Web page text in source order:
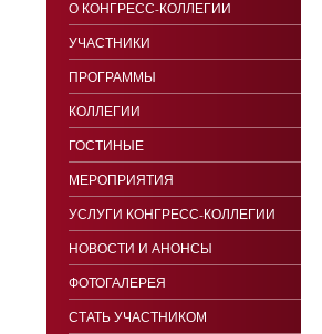
О КОНГРЕСС-КОЛЛЕГИИ
УЧАСТНИКИ
ПРОГРАММЫ
КОЛЛЕГИИ
ГОСТИНЫЕ
МЕРОПРИЯТИЯ
УСЛУГИ КОНГРЕСС-КОЛЛЕГИИ
НОВОСТИ И АНОНСЫ
ФОТОГАЛЕРЕЯ
СТАТЬ УЧАСТНИКОМ